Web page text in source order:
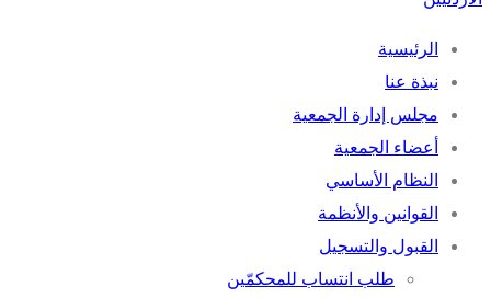
الرئيسية
نبذة عنا
مجلس إدارة الجمعية
أعضاء الجمعية
النظام الأساسي
القوانين والأنظمة
القبول والتسجيل
طلب انتساب للمحكمّين